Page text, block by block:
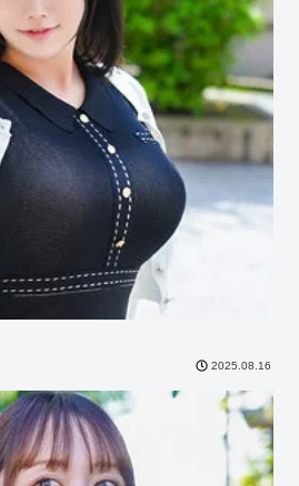
2025.08.16